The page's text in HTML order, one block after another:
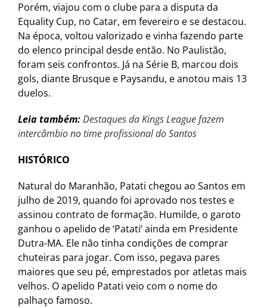
Porém, viajou com o clube para a disputa da
Equality Cup, no Catar, em fevereiro e se destacou.
Na época, voltou valorizado e vinha fazendo parte
do elenco principal desde então. No Paulistão,
foram seis confrontos. Já na Série B, marcou dois
gols, diante Brusque e Paysandu, e anotou mais 13
duelos.
Leia também:Destaques da Kings League fazem
intercâmbio no time profissional do Santos
HISTÓRICO
Natural do Maranhão, Patati chegou ao Santos em
julho de 2019, quando foi aprovado nos testes e
assinou contrato de formação. Humilde, o garoto
ganhou o apelido de ‘Patati’ ainda em Presidente
Dutra-MA. Ele não tinha condições de comprar
chuteiras para jogar. Com isso, pegava pares
maiores que seu pé, emprestados por atletas mais
velhos. O apelido Patati veio com o nome do
palhaço famoso.